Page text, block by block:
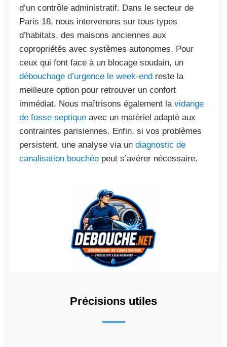
d’un contrôle administratif. Dans le secteur de
Paris 18, nous intervenons sur tous types
d’habitats, des maisons anciennes aux
copropriétés avec systèmes autonomes. Pour
ceux qui font face à un blocage soudain, un
débouchage d’urgence le week-end reste la
meilleure option pour retrouver un confort
immédiat. Nous maîtrisons également la vidange
de fosse septique avec un matériel adapté aux
contraintes parisiennes. Enfin, si vos problèmes
persistent, une analyse via un diagnostic de
canalisation bouchée peut s’avérer nécessaire.
Précisions utiles